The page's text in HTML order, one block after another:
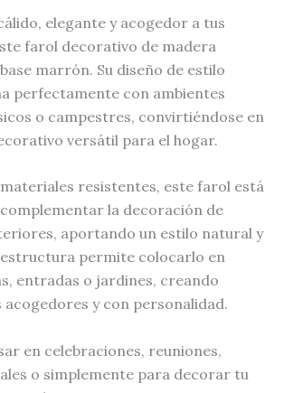
elegante y acogedor a tus
farol decorativo de madera
marrón. Su diseño de estilo
perfectamente con ambientes
o campestres, convirtiéndose en
versátil para el hogar.
resistentes, este farol está
la decoración de
aportando un estilo natural y
estructura permite colocarlo en
entradas o jardines, creando
acogedores y con personalidad.
en celebraciones, reuniones,
o simplemente para decorar tu